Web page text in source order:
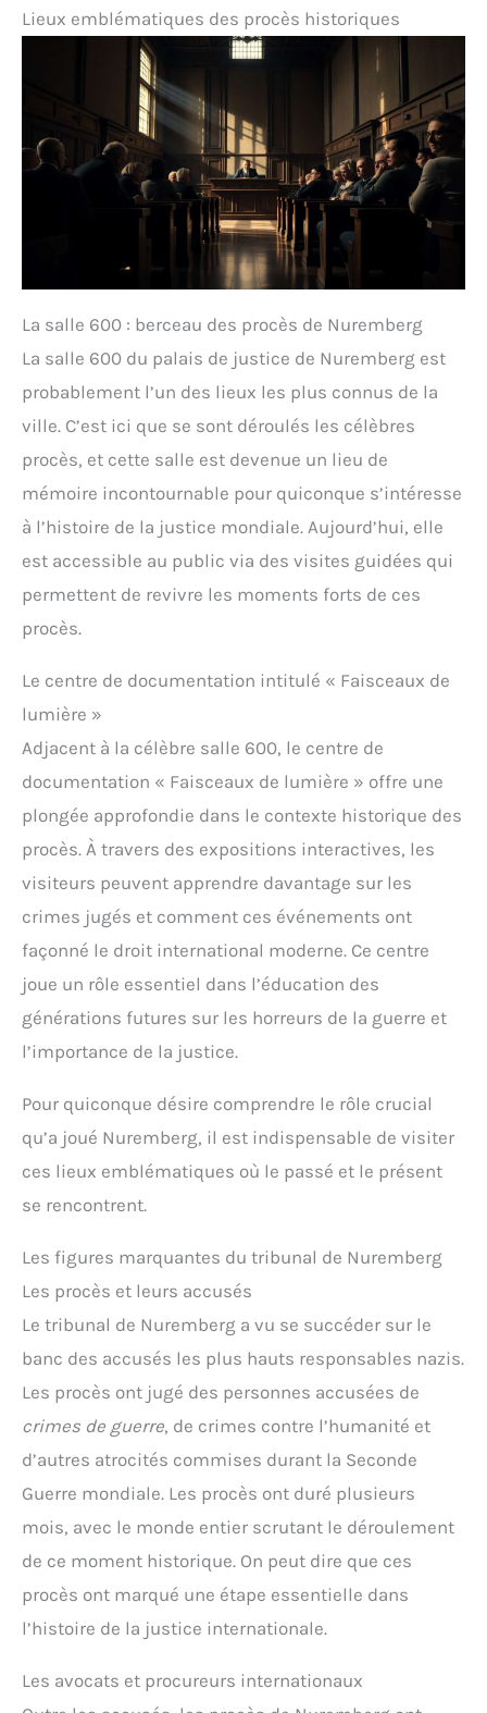
Lieux emblématiques des procès historiques
La salle 600 : berceau des procès de Nuremberg
La salle 600 du palais de justice de Nuremberg est
probablement l’un des lieux les plus connus de la
ville. C’est ici que se sont déroulés les célèbres
procès, et cette salle est devenue un lieu de
mémoire incontournable pour quiconque s’intéresse
à l’histoire de la justice mondiale. Aujourd’hui, elle
est accessible au public via des visites guidées qui
permettent de revivre les moments forts de ces
procès.
Le centre de documentation intitulé « Faisceaux de
lumière »
Adjacent à la célèbre salle 600, le centre de
documentation « Faisceaux de lumière » offre une
plongée approfondie dans le contexte historique des
procès. À travers des expositions interactives, les
visiteurs peuvent apprendre davantage sur les
crimes jugés et comment ces événements ont
façonné le droit international moderne. Ce centre
joue un rôle essentiel dans l’éducation des
générations futures sur les horreurs de la guerre et
l’importance de la justice.
Pour quiconque désire comprendre le rôle crucial
qu’a joué Nuremberg, il est indispensable de visiter
ces lieux emblématiques où le passé et le présent
se rencontrent.
Les figures marquantes du tribunal de Nuremberg
Les procès et leurs accusés
Le tribunal de Nuremberg a vu se succéder sur le
banc des accusés les plus hauts responsables nazis.
Les procès ont jugé des personnes accusées de
crimes de guerre, de crimes contre l’humanité et
d’autres atrocités commises durant la Seconde
Guerre mondiale. Les procès ont duré plusieurs
mois, avec le monde entier scrutant le déroulement
de ce moment historique. On peut dire que ces
procès ont marqué une étape essentielle dans
l’histoire de la justice internationale.
Les avocats et procureurs internationaux